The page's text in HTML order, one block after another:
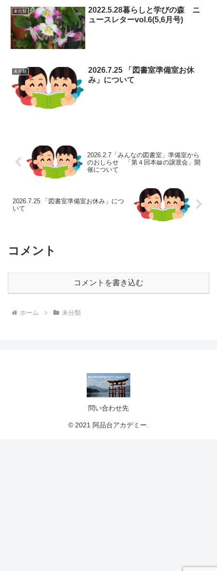
未分類
2022.5.28暮らしと学びの森 ニ
ュースレターvol.6(5,6月号)
未分類
2026.7.25 「図書室準備室お休
み」について
2026.2.7「みんなの図書室」準備室から
のおしらせ 「第４回本📖の譲渡会」開
催について
2026.7.25 「図書室準備室お休み」につ
いて
コメント
コメントを書き込む
ホーム 未分類
問い合わせ先
© 2021 阿品台アカデミー.